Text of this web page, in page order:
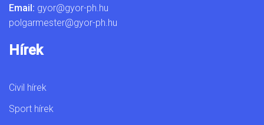
Email: gyor@gyor-ph.hu
polgarmester@gyor-ph.hu
Hírek
Civil hírek
Sport hírek